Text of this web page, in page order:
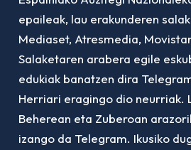
epaileak, lau erakunderen
Mediaset, Atresmedia,
Salaketaren arabera egile
edukiak banatzen dira
Herriari eragingo dio neurriak.
Beherean eta Zuberoan
izango da Telegram. Ikusiko